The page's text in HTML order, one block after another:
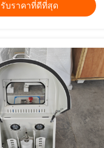
รับราคาที่ดีที่สุด